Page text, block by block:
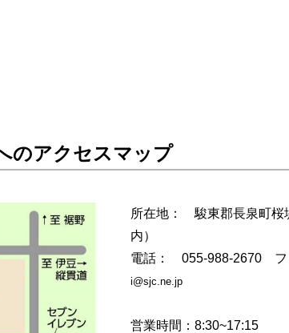
のアクセスマップ
所在地： 駿東郡長泉町桜
内）
電話： 055-988-2670
i@sjc.ne.jp
営業時間：8:30~17:15